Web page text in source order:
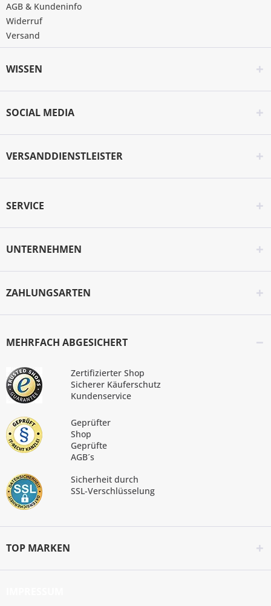
AGB & Kundeninfo
Widerruf
Versand
WISSEN
SOCIAL MEDIA
VERSANDDIENSTLEISTER
SERVICE
UNTERNEHMEN
ZAHLUNGSARTEN
MEHRFACH ABGESICHERT
Zertifizierter Shop
Sicherer Käuferschutz
Kundenservice
Geprüfter
Shop
Geprüfte
AGB´s
Sicherheit durch
SSL-Verschlüsselung
TOP MARKEN